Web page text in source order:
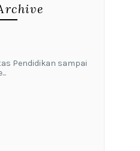
Pendidikan sampai